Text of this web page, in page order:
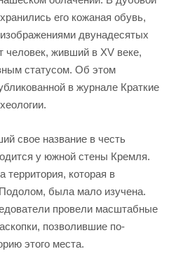
его кожаная обувь,
двунадесятых
человек, живший в XV веке,
статусом. Об этом
в журнале Краткие
свое название в честь
у южной стены Кремля.
территория, которая в
была мало изучена.
провели масштабные
позволившие по-
этого места.